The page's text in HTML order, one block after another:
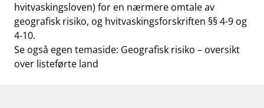
hvitvaskingsloven) for en nærmere omtale av
geografisk risiko, og hvitvaskingsforskriften §§ 4-9 og
4-10.
Se også egen temaside: Geografisk risiko – oversikt
over listeførte land